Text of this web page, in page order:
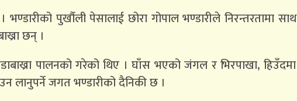
पुर्खौली पेसालाई छोरा गोपाल भण्डारीले निरन्तरतामा साथ
छन् ।
पालनको गरेको थिए । घाँस भएको जंगल र भिरपाखा, हिउँदमा
लानुपर्ने जगत भण्डारीको दैनिकी छ ।